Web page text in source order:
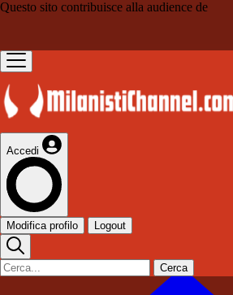
Questo sito contribuisce alla audience de
Accedi
Modifica profilo Logout
Cerca